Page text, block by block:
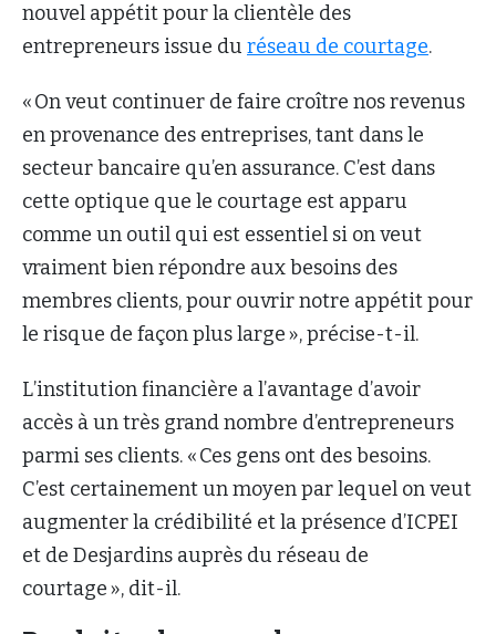
nouvel appétit pour la clientèle des
entrepreneurs issue du réseau de courtage.
« On veut continuer de faire croître nos revenus
en provenance des entreprises, tant dans le
secteur bancaire qu’en assurance. C’est dans
cette optique que le courtage est apparu
comme un outil qui est essentiel si on veut
vraiment bien répondre aux besoins des
membres clients, pour ouvrir notre appétit pour
le risque de façon plus large », précise-t-il.
L’institution financière a l’avantage d’avoir
accès à un très grand nombre d’entrepreneurs
parmi ses clients. « Ces gens ont des besoins.
C’est certainement un moyen par lequel on veut
augmenter la crédibilité et la présence d’ICPEI
et de Desjardins auprès du réseau de
courtage », dit-il.